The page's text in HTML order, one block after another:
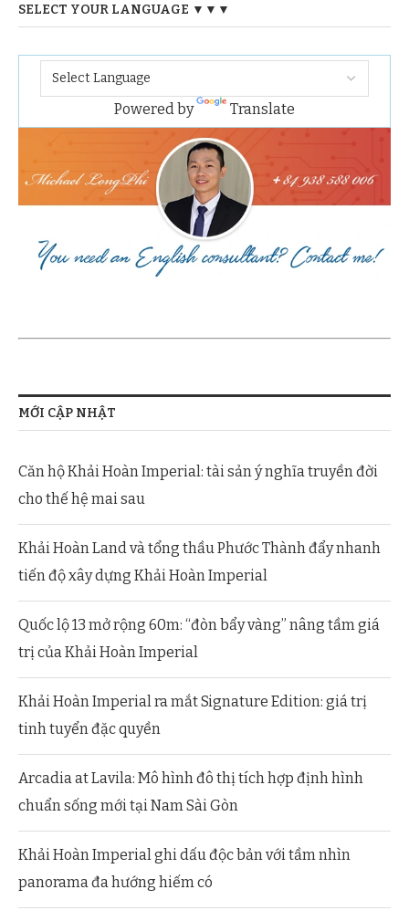
SELECT YOUR LANGUAGE ▼▼▼
Powered by Translate
MỚI CẬP NHẬT
Căn hộ Khải Hoàn Imperial: tài sản ý nghĩa truyền đời
cho thế hệ mai sau
Khải Hoàn Land và tổng thầu Phước Thành đẩy nhanh
tiến độ xây dựng Khải Hoàn Imperial
Quốc lộ 13 mở rộng 60m: “đòn bẩy vàng” nâng tầm giá
trị của Khải Hoàn Imperial
Khải Hoàn Imperial ra mắt Signature Edition: giá trị
tinh tuyển đặc quyền
Arcadia at Lavila: Mô hình đô thị tích hợp định hình
chuẩn sống mới tại Nam Sài Gòn
Khải Hoàn Imperial ghi dấu độc bản với tầm nhìn
panorama đa hướng hiếm có